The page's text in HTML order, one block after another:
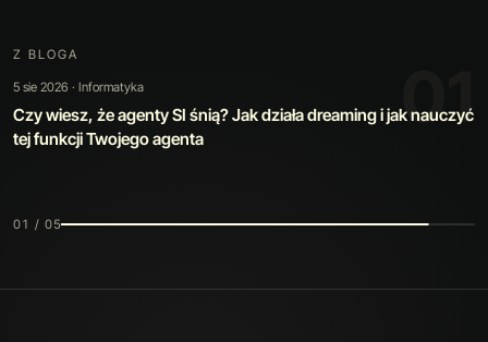
Z BLOGA 02
30 lip 2026 · Sztuczna inteligencja
Kiedy automatyzacja jest warta swojej ceny: jak zbudowaliśmy
narzędzie, które poprawia samo siebie
02 / 05